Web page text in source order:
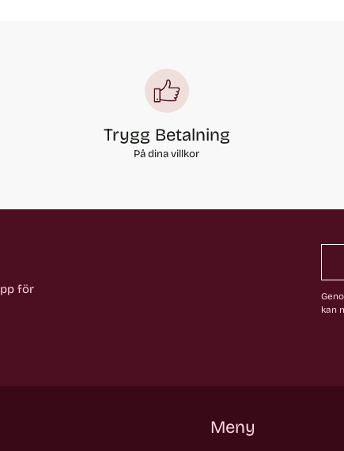
Trygg Betalning
På dina villkor
för
kan
Meny